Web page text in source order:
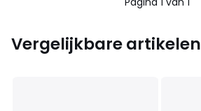
Vergelijkbare artikelen